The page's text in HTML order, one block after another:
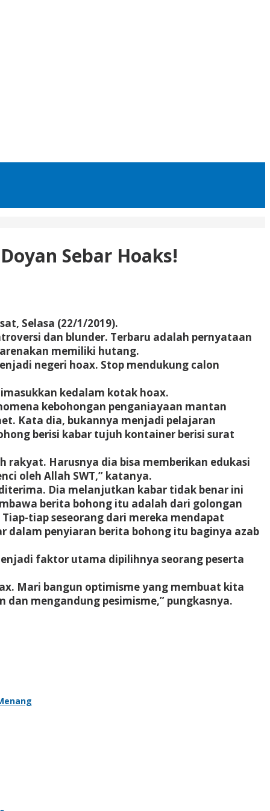
Sebar Hoaks!
Selasa (22/1/2019).
dan blunder. Terbaru adalah pernyataan
memiliki hutang.
negeri hoax. Stop mendukung calon
kedalam kotak hoax.
kebohongan penganiayaan mantan
Kata dia, bukannya menjadi pelajaran
berisi kabar tujuh kontainer berisi surat
rakyat. Harusnya dia bisa memberikan edukasi
oleh Allah SWT,” katanya.
Dia melanjutkan kabar tidak benar ini
berita bohong itu adalah dari golongan
tiap seseorang dari mereka mendapat
dalam penyiaran berita bohong itu baginya azab
faktor utama dipilihnya seorang peserta
Mari bangun optimisme yang membuat kita
mengandung pesimisme,” pungkasnya.